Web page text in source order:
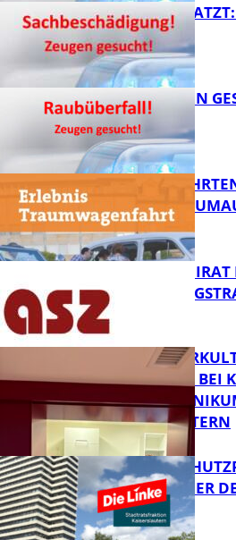
AUTO
FB News
TEURE KETTEN
GESUCHT!
FB News
ZWECK –
MELDEN!
FB News
IN DER
FB Gesundheit
NEUER
TREFFPUNKT BEI
IM
KAISERSLAUTERN
EIN
NOTWENDIGER